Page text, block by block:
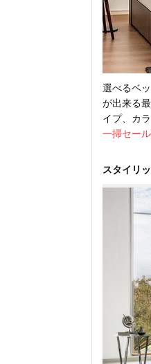
選べるベ
が出来る
イプ、カ
一掃セー
スタイリ